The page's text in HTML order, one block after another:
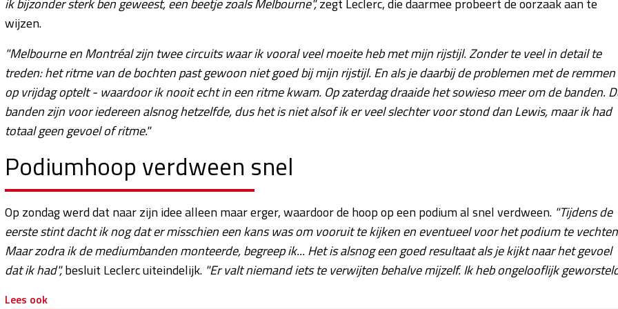
ik bijzonder sterk ben geweest, een beetje zoals Melbourne",zegt Leclerc, die daarmee probeert de oorzaak aan te
wijzen.
"Melbourne en Montréal zijn twee circuits waar ik vooral veel moeite heb met mijn rijstijl. Zonder te veel in detail te
treden: het ritme van de bochten past gewoon niet goed bij mijn rijstijl. En als je daarbij de problemen met de remmen
op vrijdag optelt - waardoor ik nooit echt in een ritme kwam. Op zaterdag draaide het sowieso meer om de banden.
banden zijn voor iedereen alsnog hetzelfde, dus het is niet alsof ik er veel slechter voor stond dan Lewis, maar ik had
totaal geen gevoel of ritme."
Podiumhoop verdween snel
Op zondag werd dat naar zijn idee alleen maar erger, waardoor de hoop op een podium al snel verdween. "Tijdens de
eerste stint dacht ik nog dat er misschien een kans was om vooruit te kijken en eventueel voor het podium te
Maar zodra ik de mediumbanden monteerde, begreep ik... Het is alsnog een goed resultaat als je kijkt naar het gevoel
dat ik had",besluit Leclerc uiteindelijk. "Er valt niemand iets te verwijten behalve mijzelf. Ik heb ongelooflijk
Lees ook